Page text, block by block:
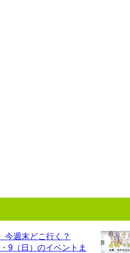
今週末どこ行く？
9（日）のイベントま